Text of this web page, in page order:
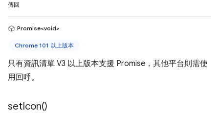
傳回
Promise<void>
Chrome 101 以上版本
只有資訊清單 V3 以上版本支援 Promise，其他平台則需使
用回呼。
setIcon()